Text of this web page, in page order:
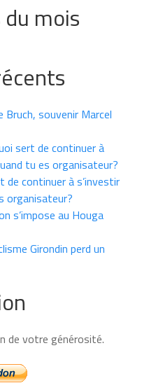
mois
Bruch, souvenir Marcel
sert de continuer à
tu es organisateur?
de continuer à s’investir
organisateur?
s’impose au Houga
Girondin perd un
de votre générosité.